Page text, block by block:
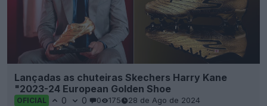
Lançadas as chuteiras Skechers Harry Kane
"2023-24 European Golden Shoe
OFICIAL 0 0 0 175 28 de Ago de 2024